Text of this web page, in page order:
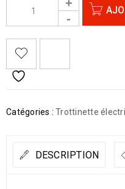
Catégories : Trottinette
DESCRIPTION